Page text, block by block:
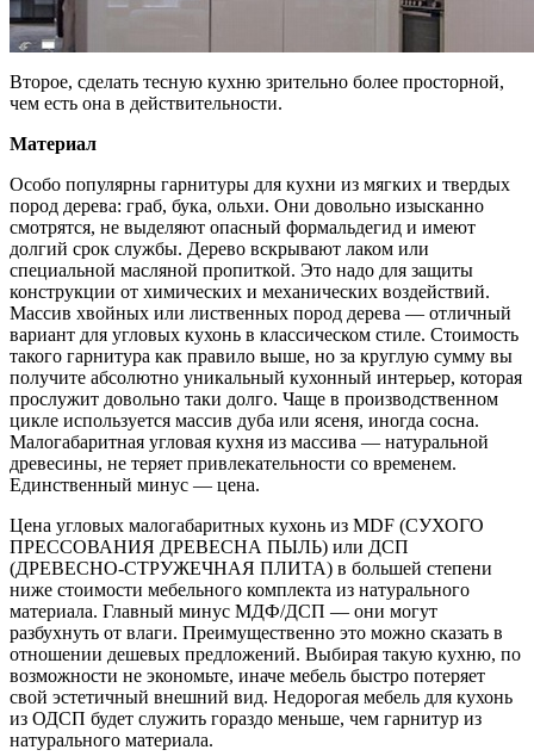
Второе, сделать тесную кухню зрительно более просторной,
чем есть она в действительности.
Материал
Особо популярны гарнитуры для кухни из мягких и твердых
пород дерева: граб, бука, ольхи. Они довольно изысканно
смотрятся, не выделяют опасный формальдегид и имеют
долгий срок службы. Дерево вскрывают лаком или
специальной масляной пропиткой. Это надо для защиты
конструкции от химических и механических воздействий.
Массив хвойных или лиственных пород дерева — отличный
вариант для угловых кухонь в классическом стиле. Стоимость
такого гарнитура как правило выше, но за круглую сумму вы
получите абсолютно уникальный кухонный интерьер, которая
прослужит довольно таки долго. Чаще в производственном
цикле используется массив дуба или ясеня, иногда сосна.
Малогабаритная угловая кухня из массива — натуральной
древесины, не теряет привлекательности со временем.
Единственный минус — цена.
Цена угловых малогабаритных кухонь из MDF (СУХОГО
ПРЕССОВАНИЯ ДРЕВЕСНА ПЫЛЬ) или ДСП
(ДРЕВЕСНО-СТРУЖЕЧНАЯ ПЛИТА) в большей степени
ниже стоимости мебельного комплекта из натурального
материала. Главный минус МДФ/ДСП — они могут
разбухнуть от влаги. Преимущественно это можно сказать в
отношении дешевых предложений. Выбирая такую кухню, по
возможности не экономьте, иначе мебель быстро потеряет
свой эстетичный внешний вид. Недорогая мебель для кухонь
из ОДСП будет служить гораздо меньше, чем гарнитур из
натурального материала.